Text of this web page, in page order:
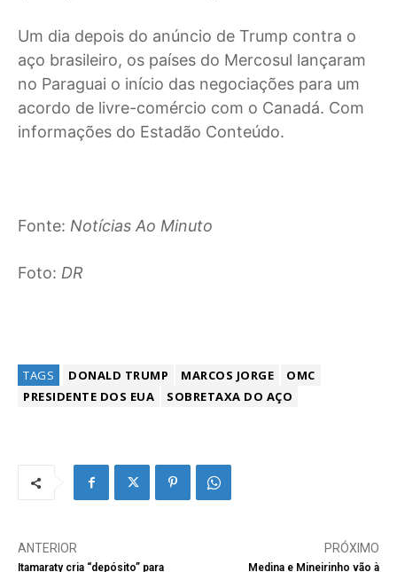
Um dia depois do anúncio de Trump contra o
aço brasileiro, os países do Mercosul lançaram
no Paraguai o início das negociações para um
acordo de livre-comércio com o Canadá. Com
informações do Estadão Conteúdo.
Fonte: Notícias Ao Minuto
Foto: DR
TAGS DONALD TRUMP MARCOS JORGE
OMC
PRESIDENTE DOS EUA
SOBRETAXA DO AÇO
ANTERIOR
Itamaraty cria “depósito” para
PRÓXIMO
Medina e Mineirinho vão à